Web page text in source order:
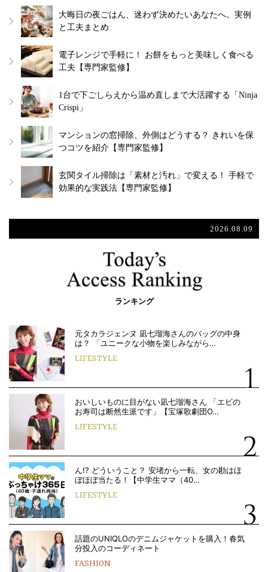
大晦日の夜ごはん、迷わず決めたいあなたへ。実例
と工夫まとめ
電子レンジで手軽に！ お餅をもっと美味しく食べる
工夫【専門家監修】
1台で下ごしらえから温め直しまで大活躍する「Ninja
Crispi」
マンションの窓掃除、外側はどうする？ きれいを保
つコツを紹介【専門家監修】
玄関タイル掃除は「素材と汚れ」で変える！ 手軽で
効果的な実践法【専門家監修】
2026.08.09
ランキング
元タカラジェンヌ 凪七瑠海さんのバッグの中身
は？ 「ユニークな小物を楽しみながら…
LIFESTYLE
おいしいものに目がない凪七瑠海さん 「エビの
お寿司は断然生派です」【宝塚歌劇団O…
LIFESTYLE
ん!? どういうこと？ 安堵から一転、女の勘はほ
ぼほぼ当たる！【中学生ママ（40…
LIFESTYLE
話題のUNIQLOのデニムジャケットを購入！春気
分投入のコーディネート
FASHION